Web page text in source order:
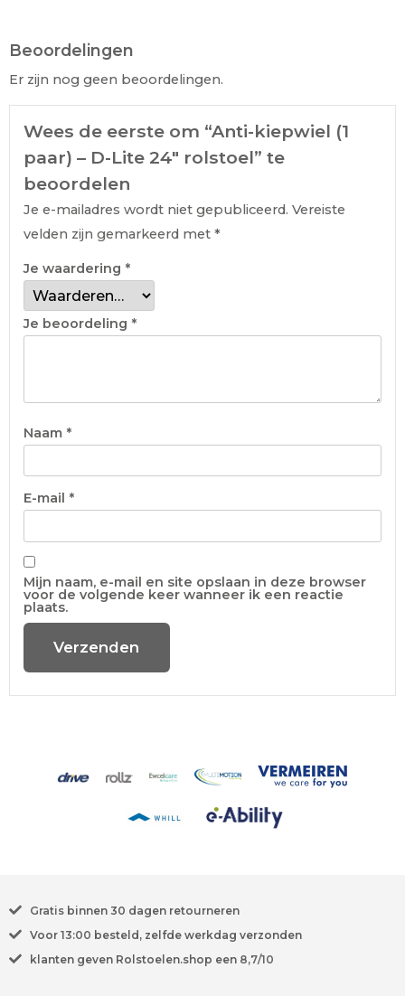
Beoordelingen
Er zijn nog geen beoordelingen.
Wees de eerste om “Anti-kiepwiel (1
paar) – D-Lite 24″ rolstoel” te
beoordelen
Je e-mailadres wordt niet gepubliceerd. Vereiste
velden zijn gemarkeerd met *
Je waardering *
Je beoordeling *
Naam *
E-mail *
Mijn naam, e-mail en site opslaan in deze browser
voor de volgende keer wanneer ik een reactie
plaats.
Gratisbinnen 30 dagen retourneren
Voor 13:00 besteld, zelfde werkdag verzonden
klanten geven Rolstoelen.shop een 8,7/10